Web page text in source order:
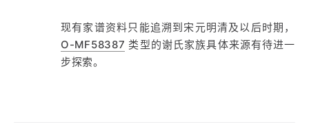
现有家谱资料只能追溯到宋元明清及以后时期，
O-MF58387 类型的谢氏家族具体来源有待进一
步探索。